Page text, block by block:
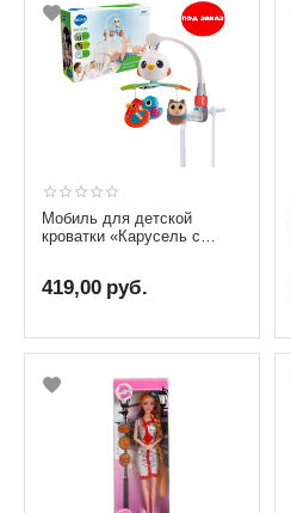
Мобиль для детской
кроватки «Карусель с
419,00 руб.